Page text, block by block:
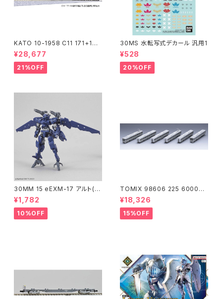
KATO 10-1958 C11 171+14
系｢SL冬の湿原号｣ 6両セット
特企品 Nゲージ 鉄道模型 北海
道（新品 在庫品）
¥28,677
21%OFF
30MS 水転写式デカール 汎用1
¥528
20%OFF
30MM 15 eEXM-17 アルト(空
中戦仕様)ネイビー
¥1,782
10%OFF
TOMIX 98606 225 6000系
(6両) 鉄道模型
¥18,326
15%OFF